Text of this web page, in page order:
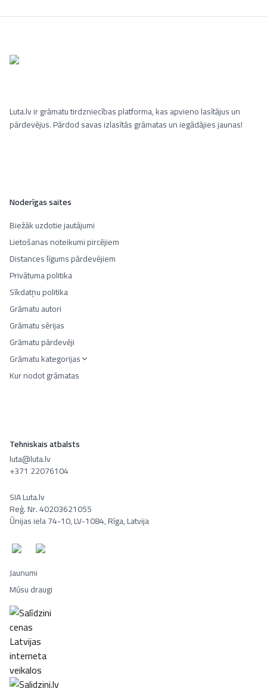
Luta.lv ir grāmatu tirdzniecības platforma, kas apvieno lasītājus un
pārdevējus. Pārdod savas izlasītās grāmatas un iegādājies jaunas!
Noderīgas saites
Biežāk uzdotie jautājumi
Lietošanas noteikumi pircējiem
Distances līgums pārdevējiem
Privātuma politika
Sīkdatņu politika
Grāmatu autori
Grāmatu sērijas
Grāmatu pārdevēji
Grāmatu kategorijas
Kur nodot grāmatas
Tehniskais atbalsts
luta@luta.lv
+371 22076104
SIA Luta.lv
Reģ. Nr. 40203621055
Ūnijas iela 74-10, LV-1084, Rīga, Latvija
Jaunumi
Mūsu draugi